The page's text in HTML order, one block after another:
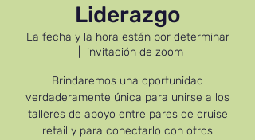
Liderazgo
La fecha y la hora están por determinar
invitación de zoom
Brindaremos una oportunidad
verdaderamente única para unirse a los
talleres de apoyo entre pares de cruise
retail y para conectarlo con otros